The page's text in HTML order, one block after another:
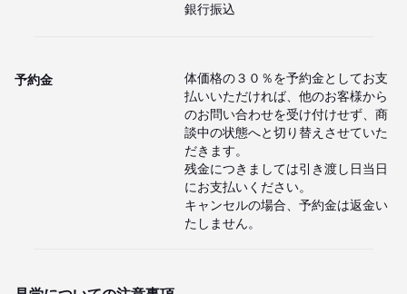
銀行振込
予約金
体価格の３０％を予約金としてお支
払いいただければ、他のお客様から
のお問い合わせを受け付けせず、商
談中の状態へと切り替えさせていた
だきます。
残金につきましては引き渡し日当日
にお支払いください。
キャンセルの場合、予約金は返金い
たしません。